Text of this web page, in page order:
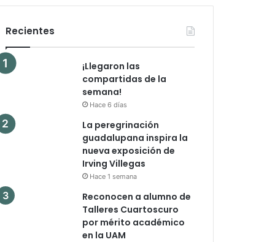
Recientes
¡Llegaron las
compartidas de la
semana!
Hace 6 días
La peregrinación
guadalupana inspira la
nueva exposición de
Irving Villegas
Hace 1 semana
Reconocen a alumno de
Talleres Cuartoscuro
por mérito académico
en la UAM